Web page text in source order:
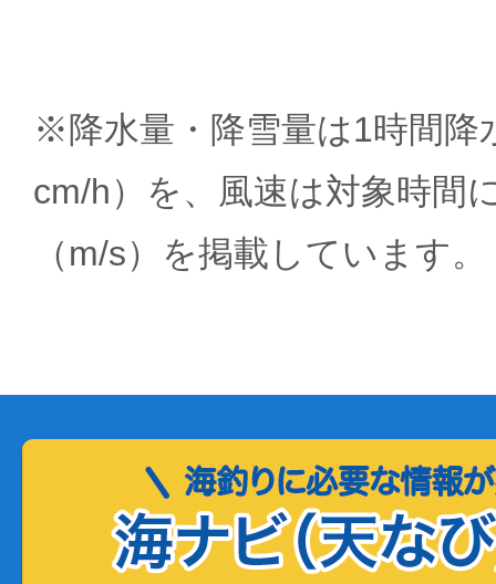
※降水量・降雪量は1時間降
cm/h）を、風速は対象時間
（m/s）を掲載しています。